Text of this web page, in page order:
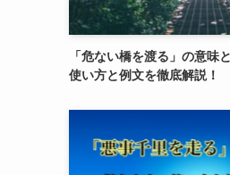
「危ない橋を渡る」の意味
使い方と例文を徹底解説！